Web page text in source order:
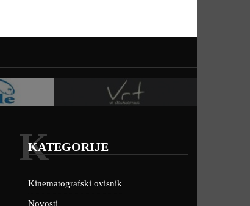
KATEGORIJE
K
Kinematografski ovisnik
Novosti